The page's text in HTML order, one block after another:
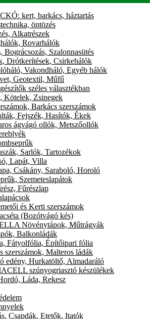
kert, barkács, háztartás
öntözés
Alkatrészek
Rovarhálók
Bográcsozás, Szalonnasütés
Drótkerítések, Csirkehálók
Vakondháló, Egyéb hálók
Geotextil, Műfű
széles választékban
Kötelek, Zsinegek
Barkács szerszámok
Fejszék, Hasítók, Ékek
ágvágó ollók, Metszőollók
Sarlók, Tartozékok
Lapát, Villa
Csákány, Saraboló, Horoló
Szemeteslapátok
Fűrészlap
és Kerti szerszámok
(Bozótvágó kés)
Növénytápok, Műtrágyák
Balkonládák
Fátyolfólia, Építőipari fólia
szerszámok, Malteros ládák
edény, Hurkatöltő, Almadaráló
szúnyogriasztó készülékek
Láda, Rekesz
Csapdák, Etetők, Itatók